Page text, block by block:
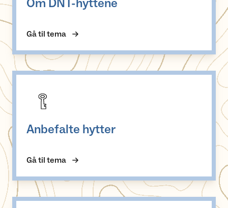
Om DNT-hyttene
Gå til tema
Anbefalte hytter
Gå til tema